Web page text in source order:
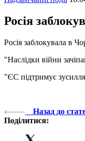
Росія
Росія заблокувала в
"Наслідки війни
"ЄС підтримує
Назад до
Поділитися: